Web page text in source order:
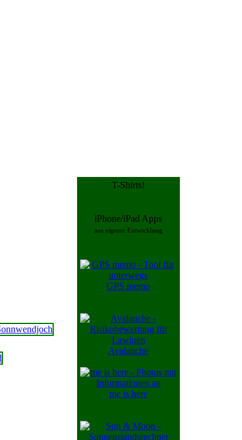
T-Shirts!
iPhone/iPad Apps
aus eigener Entwicklung
GPS memo
Avalanche
me is here